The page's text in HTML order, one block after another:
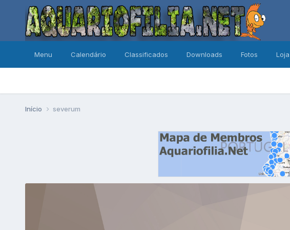
Menu Calendário Classificados Downloads Fotos Loja
Início severum